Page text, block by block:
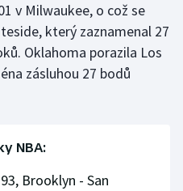
v Milwaukee, o což se
který zaznamenal 27
Oklahoma porazila Los
zásluhou 27 bodů
NBA:
Brooklyn - San